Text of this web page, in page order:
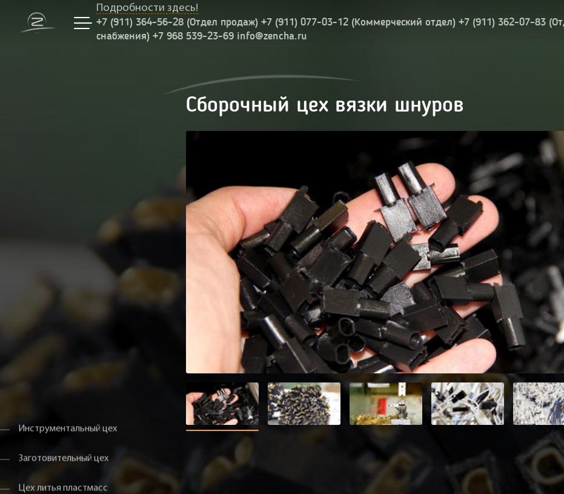
Подробности здесь!
+7 (911) 364-56-28 (Отдел продаж) +7 (911) 077-03-12 (Коммерческий отдел) +7 (911) 362-07-83
снабжения) +7 968 539-23-69 info@zencha.ru
Сборочный цех вязки шнуров
Инструментальный цех
Заготовительный цех
Цех литья пластмасс